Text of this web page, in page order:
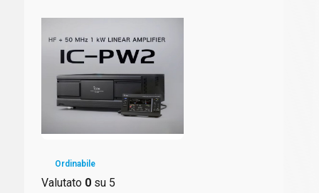
Ordinabile
Valutato 0su 5